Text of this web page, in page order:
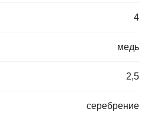
4
медь
2,5
серебрение